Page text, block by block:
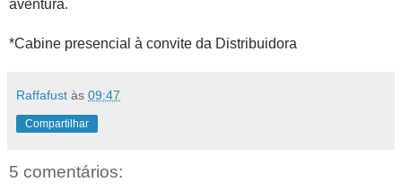
aventura.
*Cabine presencial à convite da Distribuidora
Raffafust às 09:47
Compartilhar
5 comentários: